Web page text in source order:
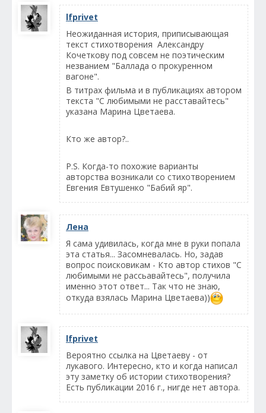
lfprivet
Неожиданная история, приписывающая
текст стихотворения Александру
Кочеткову под совсем не поэтическим
незванием "Баллада о прокуренном
вагоне".
В титрах фильма и в публикациях автором
текста "С любимыми не расставайтесь"
указана Марина Цветаева.
Кто же автор?..
P.S. Когда-то похожие варианты
авторства возникали со стихотворением
Евгения Евтушенко "Бабий яр".
Лена
Я сама удивилась, когда мне в руки попала
эта статья... Засомневалась. Но, задав
вопрос поисковикам - Кто автор стихов "С
любимыми не рассьавайтесь", получила
именно этот ответ... Так что не знаю,
откуда взялась Марина Цветаева))
lfprivet
Вероятно ссылка на Цветаеву - от
лукавого. Интересно, кто и когда написал
эту заметку об истории стихотворения?
Есть публикации 2016 г., нигде нет автора.